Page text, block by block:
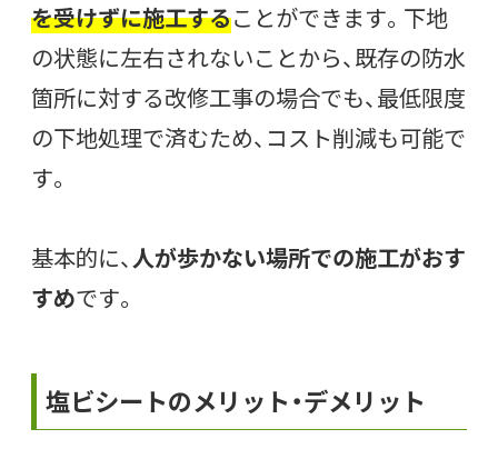
を受けずに施工することができます。下地
の状態に左右されないことから、既存の防水
箇所に対する改修工事の場合でも、最低限度
の下地処理で済むため、コスト削減も可能で
す。
基本的に、人が歩かない場所での施工がおす
すめです。
塩ビシートのメリット・デメリット